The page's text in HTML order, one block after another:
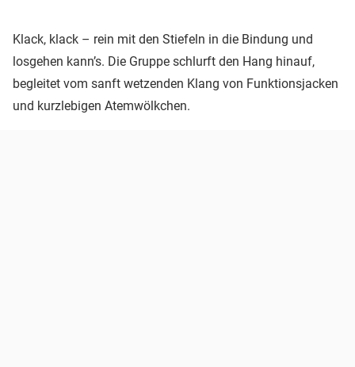
Klack, klack – rein mit den Stiefeln in die Bindung und
losgehen kann’s. Die Gruppe schlurft den Hang hinauf,
begleitet vom sanft wetzenden Klang von Funktionsjacken
und kurzlebigen Atemwölkchen.